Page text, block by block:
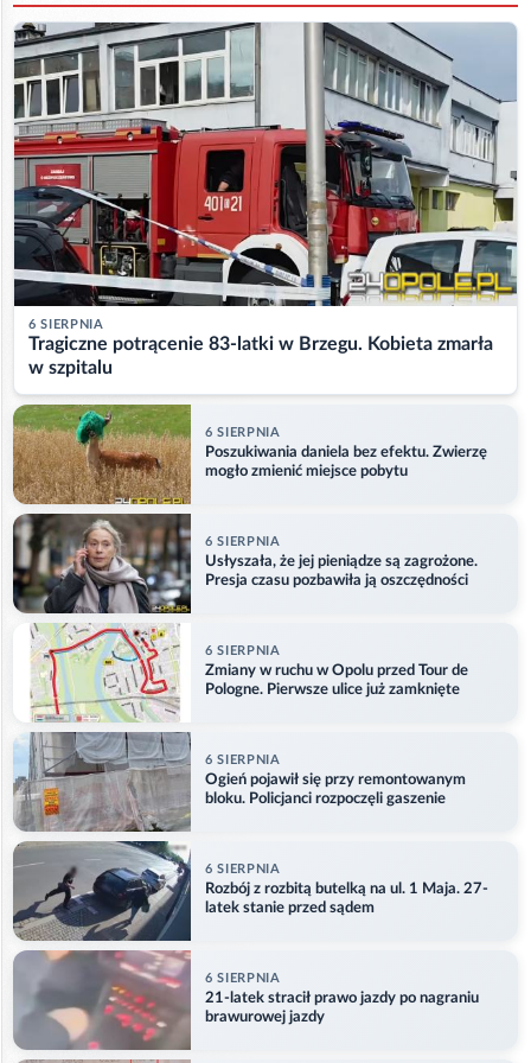
6 SIERPNIA
Tragiczne potrącenie 83-latki w Brzegu. Kobieta zmarła
w szpitalu
6 SIERPNIA
Poszukiwania daniela bez efektu. Zwierzę
mogło zmienić miejsce pobytu
6 SIERPNIA
Usłyszała, że jej pieniądze są zagrożone.
Presja czasu pozbawiła ją oszczędności
6 SIERPNIA
Zmiany w ruchu w Opolu przed Tour de
Pologne. Pierwsze ulice już zamknięte
6 SIERPNIA
Ogień pojawił się przy remontowanym
bloku. Policjanci rozpoczęli gaszenie
6 SIERPNIA
Rozbój z rozbitą butelką na ul. 1 Maja. 27-
latek stanie przed sądem
6 SIERPNIA
21-latek stracił prawo jazdy po nagraniu
brawurowej jazdy